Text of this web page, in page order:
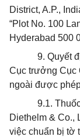
District, A.P.,
“Plot No. 100
Hyderabad 500
9. Quyết
Cục trưởng Cục
ngoài được
9.1.
Diethelm & Co.,
việc chuẩn bị tờ